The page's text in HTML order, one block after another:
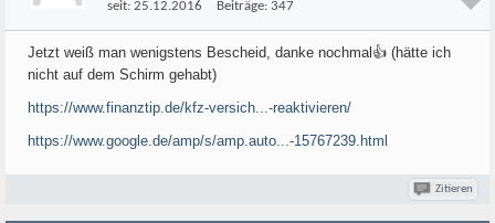
seit: 25.12.2016 Beiträge: 347
Jetzt weiß man wenigstens Bescheid, danke nochmal👍 (hätte ich
nicht auf dem Schirm gehabt)
https://www.finanztip.de/kfz-versich...-reaktivieren/
https://www.google.de/amp/s/amp.auto...-15767239.html
Zitieren